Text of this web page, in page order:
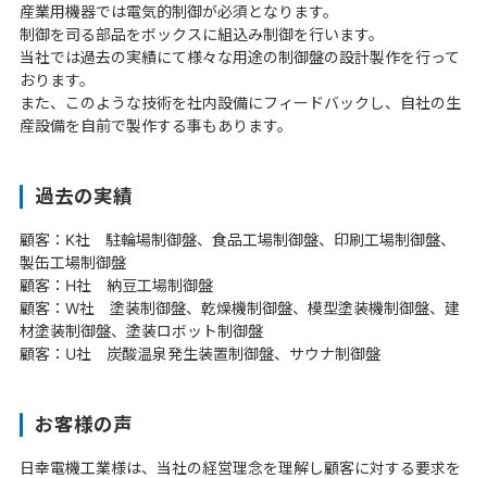
産業用機器では電気的制御が必須となります。
制御を司る部品をボックスに組込み制御を行います。
当社では過去の実績にて様々な用途の制御盤の設計製作を行って
おります。
また、このような技術を社内設備にフィードバックし、自社の生
産設備を自前で製作する事もあります。
過去の実績
顧客：K社 駐輪場制御盤、食品工場制御盤、印刷工場制御盤、
製缶工場制御盤
顧客：H社 納豆工場制御盤
顧客：W社 塗装制御盤、乾燥機制御盤、模型塗装機制御盤、建
材塗装制御盤、塗装ロボット制御盤
顧客：U社 炭酸温泉発生装置制御盤、サウナ制御盤
お客様の声
日幸電機工業様は、当社の経営理念を理解し顧客に対する要求を